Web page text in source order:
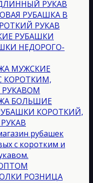
РУКАВ
РУБАШКА В
РУКАВ
РУБАШКИ
НЕДОРОГО-
МУЖСКИЕ
КОРОТКИМ,
БОЛЬШИЕ
КОРОТКИЙ,
рубашек
с коротким и
РОЗНИЦА